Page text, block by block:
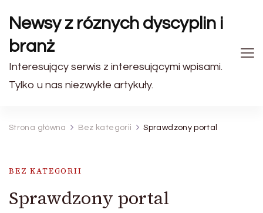
Newsy z róznych dyscyplin i
branż
Interesujący serwis z interesującymi wpisami.
Tylko u nas niezwykłe artykuły.
Strona główna Bez kategorii Sprawdzony portal
BEZ KATEGORII
Sprawdzony portal